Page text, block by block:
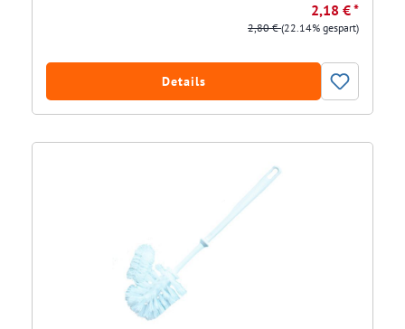
2,18 € *
2,80 €(22.14% gespart)
Details